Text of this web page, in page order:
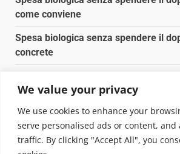
We value your privacy
We use cookies to enhance your
serve personalised ads or content, and
traffic. By clicking "Accept All", you
come conviene
Spesa biologica senza spendere il
concrete
Pulizia naturale della casa: 3
sostituiscono 10 prodotti chimici
Copyright © 2025 Biopianeta.it